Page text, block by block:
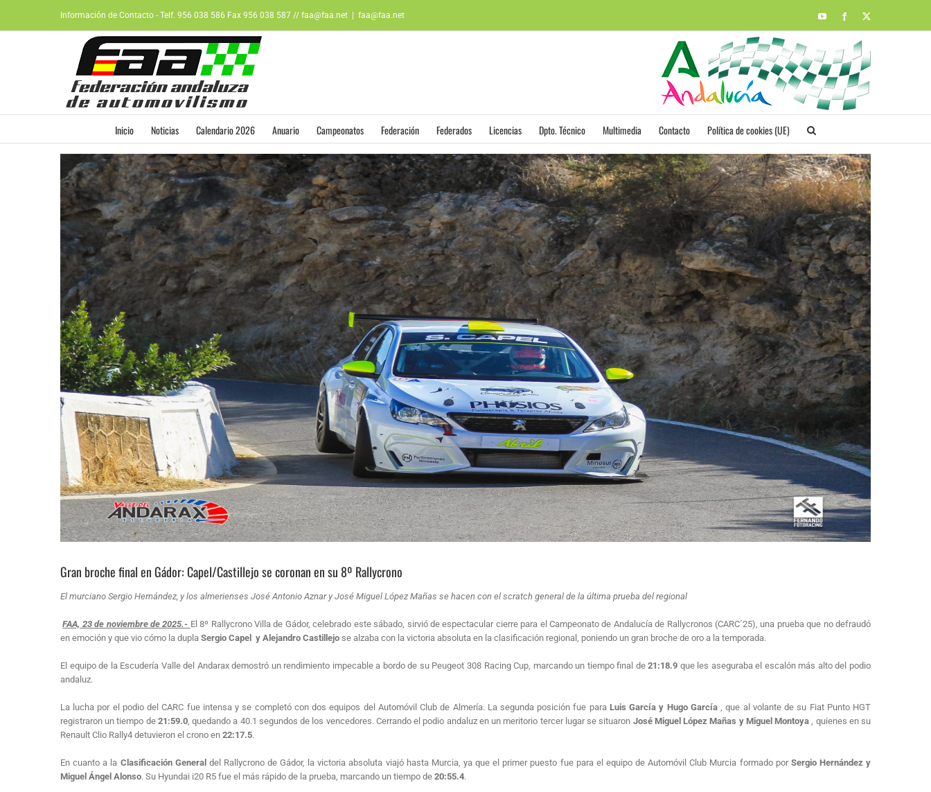
contenido
Información de Contacto - Telf. 956 038 586 Fax 956 038 587 // faa@faa.net faa@faa.net YouTubeFacebook
Inicio Noticias Calendario 2026 Anuario Campeonatos Federación Federados Licencias Dpto. Técnico Multimedia Contacto Política de cookies (UE)
imagen
más
grande
Gran broche final en Gádor: Capel/Castillejo se coronan en su 8º Rallycrono
El murciano Sergio Hernández, y los almerienses José Antonio Aznar y José Miguel López Mañas se hacen con el scratch general de la última prueba del regional
FAA, 23 de noviembre de 2025.- El 8º Rallycrono Villa de Gádor, celebrado este sábado, sirvió de espectacular cierre para el Campeonato de Andalucía de Rallycronos (CARC´25), una prueba que no defraudó
en emoción y que vio cómo la dupla Sergio Capel y Alejandro Castillejo se alzaba con la victoria absoluta en la clasificación regional, poniendo un gran broche de oro a la temporada.
El equipo de la Escudería Valle del Andarax demostró un rendimiento impecable a bordo de su Peugeot 308 Racing Cup, marcando un tiempo final de21:18.9 que les aseguraba el escalón más alto del podio
andaluz.
La lucha por el podio del CARC fue intensa y se completó con dos equipos del Automóvil Club de Almería. La segunda posición fue para Luis García y Hugo García, que al volante de su Fiat Punto HGT
registraron un tiempo de 21:59.0, quedando a 40.1 segundos de los vencedores. Cerrando el podio andaluz en un meritorio tercer lugar se situaron José Miguel López Mañas y Miguel Montoya, quienes en su
Renault Clio Rally4 detuvieron el crono en 22:17.5.
En cuanto a la Clasificación General del Rallycrono de Gádor, la victoria absoluta viajó hasta Murcia, ya que el primer puesto fue para el equipo de Automóvil Club Murcia formado por Sergio Hernández y
Miguel Ángel Alonso. Su Hyundai i20 R5 fue el más rápido de la prueba, marcando un tiempo de 20:55.4.